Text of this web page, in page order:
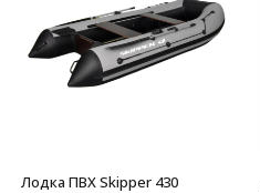
Лодка ПВХ Skipper 430